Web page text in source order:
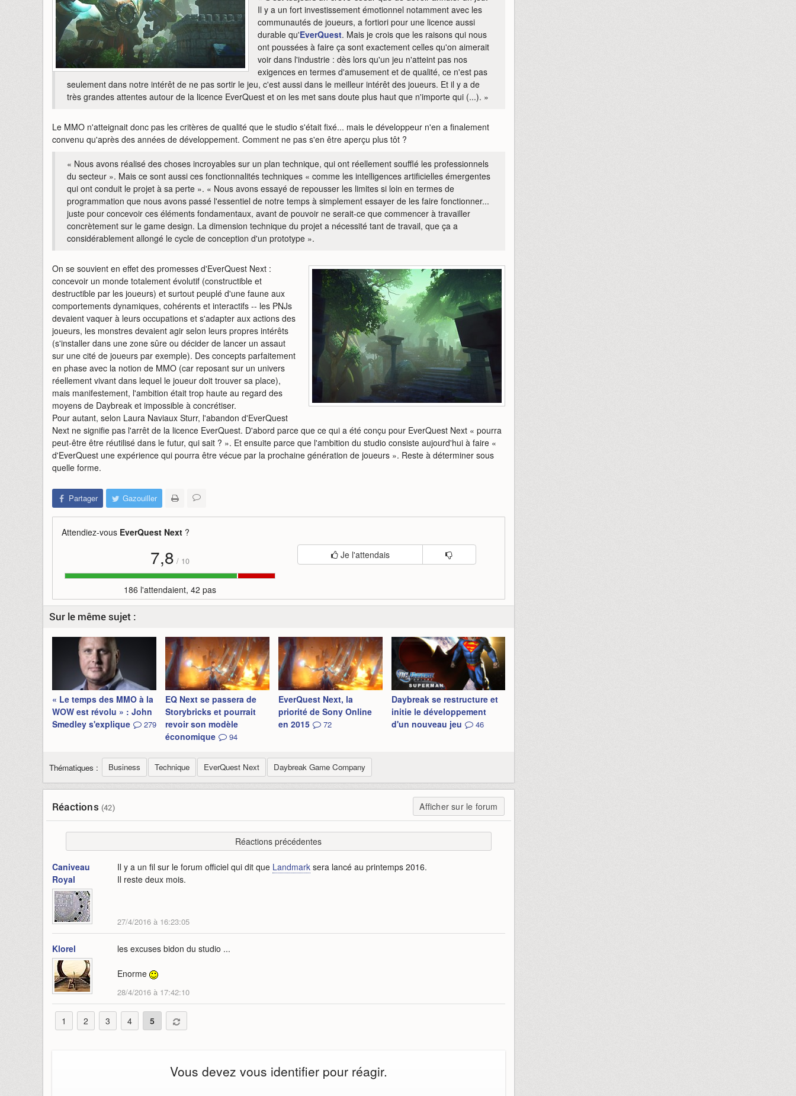
Il y a un fort investissement émotionnel notamment avec les
communautés de joueurs, a fortiori pour une licence aussi
durable qu'EverQuest. Mais je crois que les raisons qui nous
ont poussées à faire ça sont exactement celles qu'on aimerait
voir dans l'industrie : dès lors qu'un jeu n'atteint pas nos
exigences en termes d'amusement et de qualité, ce n'est pas
seulement dans notre intérêt de ne pas sortir le jeu, c'est aussi dans le meilleur intérêt des joueurs. Et il y a de
très grandes attentes autour de la licence EverQuest et on les met sans doute plus haut que n'importe qui (...). »
Le MMO n'atteignait donc pas les critères de qualité que le studio s'était fixé... mais le développeur n'en a finalement
convenu qu'après des années de développement. Comment ne pas s'en être aperçu plus tôt ?
« Nous avons réalisé des choses incroyables sur un plan technique, qui ont réellement soufflé les professionnels
du secteur ». Mais ce sont aussi ces fonctionnalités techniques « comme les intelligences artificielles émergentes
qui ont conduit le projet à sa perte ». « Nous avons essayé de repousser les limites si loin en termes de
programmation que nous avons passé l'essentiel de notre temps à simplement essayer de les faire fonctionner...
juste pour concevoir ces éléments fondamentaux, avant de pouvoir ne serait-ce que commencer à travailler
concrètement sur le game design. La dimension technique du projet a nécessité tant de travail, que ça a
considérablement allongé le cycle de conception d'un prototype ».
On se souvient en effet des promesses d'EverQuest Next :
concevoir un monde totalement évolutif (constructible et
destructible par les joueurs) et surtout peuplé d'une faune aux
comportements dynamiques, cohérents et interactifs -- les PNJs
devaient vaquer à leurs occupations et s'adapter aux actions des
joueurs, les monstres devaient agir selon leurs propres intérêts
(s'installer dans une zone sûre ou décider de lancer un assaut
sur une cité de joueurs par exemple). Des concepts parfaitement
en phase avec la notion de MMO (car reposant sur un univers
réellement vivant dans lequel le joueur doit trouver sa place),
mais manifestement, l'ambition était trop haute au regard des
moyens de Daybreak et impossible à concrétiser.
Pour autant, selon Laura Naviaux Sturr, l'abandon d'EverQuest
Next ne signifie pas l'arrêt de la licence EverQuest. D'abord parce que ce qui a été conçu pour EverQuest Next « pourra
peut-être être réutilisé dans le futur, qui sait ? ». Et ensuite parce que l'ambition du studio consiste aujourd'hui à faire «
d'EverQuest une expérience qui pourra être vécue par la prochaine génération de joueurs ». Reste à déterminer sous
quelle forme.
Partager Gazouiller
Attendiez-vous EverQuest Next ?
7,8 / 10
186 l'attendaient, 42 pas
Je l'attendais
Sur le même sujet :
« Le temps des MMO à la
WOW est révolu » : John
Smedley s'explique
279
EQ Next se passera de
Storybricks et pourrait
revoir son modèle
économique
94
EverQuest Next, la
priorité de Sony Online
en 2015
72
Daybreak se restructure et
initie le développement
d'un nouveau jeu
46
Thématiques : Business Technique EverQuest Next Daybreak Game Company
Réactions (42) Afficher sur le forum
Réactions précédentes
Caniveau
Royal
Il y a un fil sur le forum officiel qui dit que Landmark sera lancé au printemps 2016.
Il reste deux mois.
27/4/2016 à 16:23:05
Klorel les excuses bidon du studio ...
Enorme
28/4/2016 à 17:42:10
1 2 3 4 5
Vous devez vous identifier pour réagir.